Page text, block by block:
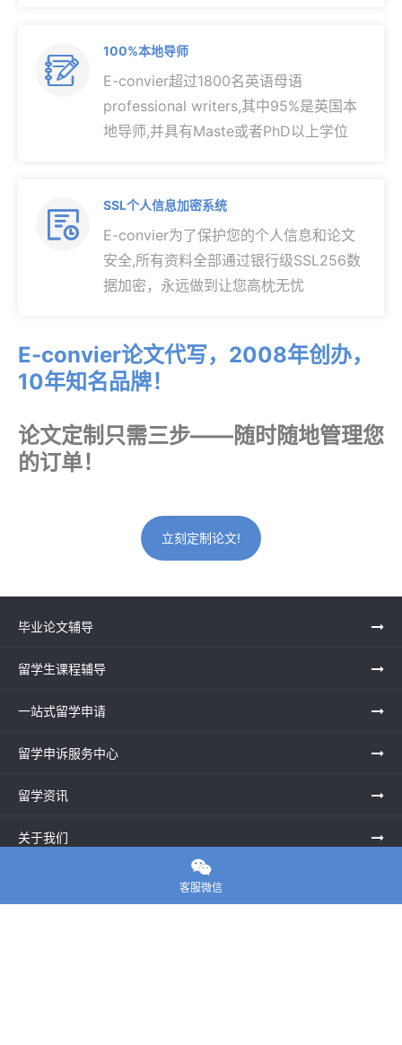

100%本地导师
E-convier超过1800名英语母语
professional writers,其中95%是英国本
地导师,并具有Maste或者PhD以上学位

SSL个人信息加密系统
E-convier为了保护您的个人信息和论文
安全,所有资料全部通过银行级SSL256数
据加密，永远做到让您高枕无忧
E-convier论文代写，2008年创办，
10年知名品牌！
论文定制只需三步——随时随地管理您
的订单！
立刻定制论文!
毕业论文辅导
留学生课程辅导
一站式留学申请
留学申诉服务中心
留学资讯
关于我们

客服微信